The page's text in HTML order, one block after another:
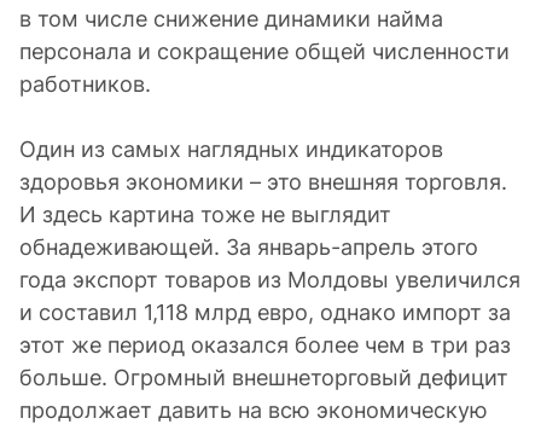
в том числе снижение динамики найма
персонала и сокращение общей численности
работников.
Один из самых наглядных индикаторов
здоровья экономики – это внешняя торговля.
И здесь картина тоже не выглядит
обнадеживающей. За январь-апрель этого
года экспорт товаров из Молдовы увеличился
и составил 1,118 млрд евро, однако импорт за
этот же период оказался более чем в три раз
больше. Огромный внешнеторговый дефицит
продолжает давить на всю экономическую